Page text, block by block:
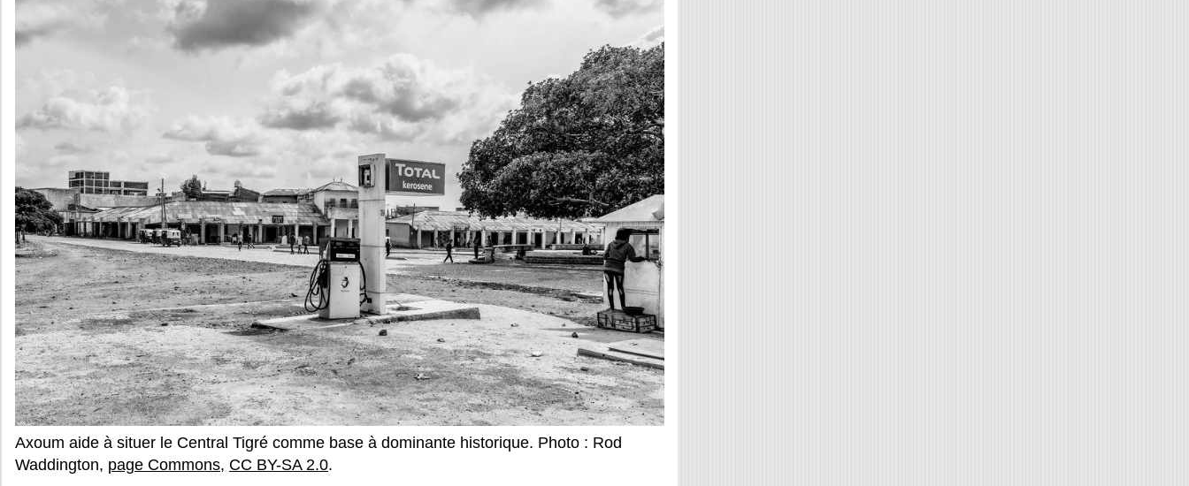
Axoum aide à situer le Central Tigré comme base à dominante historique. Photo : Rod
Waddington, page Commons, CC BY-SA 2.0.